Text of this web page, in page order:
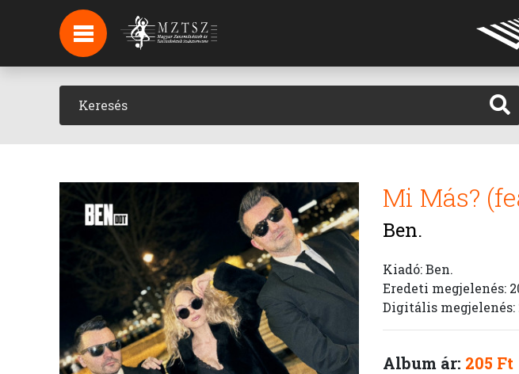
HÍREK
HÍRLEVÉL FELIRATKOZÁS
PODCAST
Mi Más?
Ben.
Kiadó: Ben.
Eredeti megjelenés:
Digitális megjelenés:
Album ár: 205 Ft